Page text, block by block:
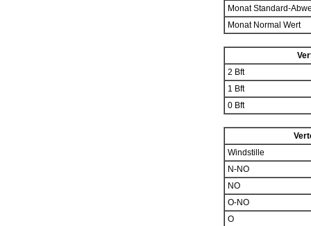
Monat Standard-
Monat Normal Wert
2 Bft
1 Bft
0 Bft
Windstille
N-NO
NO
O-NO
O